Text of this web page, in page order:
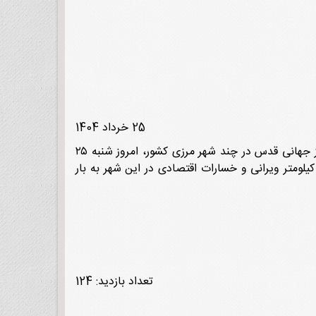
25 خرداد 1404
به تلافی حملات روزهای اخیر هواپیماهای عراقی به مناطق مسکونی شهرهای ایران و از جمله حمله هوایی به راهپیمایان روز جهانی قدس در چند شهر مرزی کشور، امروز شنبه ۲۵
۱۳۶۴ شهر بغداد هدف موشک رزمندگان اسلام قرار گرفت. سیزدهمین موشک شلیک شده ایران به بغداد تا شعاع ۷ کیلومتر ویرانی و خسارات اقتصادی در این شهر به بار
تعداد بازدید: 124